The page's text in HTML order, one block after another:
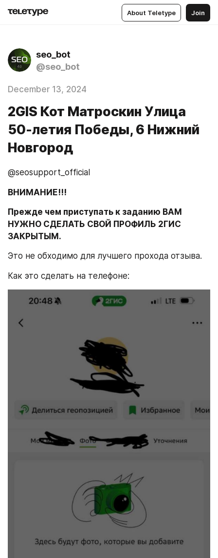
About Teletype Join
seo_bot
@seo_bot
December 13, 2024
2GIS Кот Матроскин Улица
50-летия Победы, 6 Нижний
Новгород
@seosupport_official
ВНИМАНИЕ!!!
Прежде чем приступать к заданию ВАМ
НУЖНО СДЕЛАТЬ СВОЙ ПРОФИЛЬ 2ГИС
ЗАКРЫТЫМ.
Это не обходимо для лучшего прохода отзыва.
Как это сделать на телефоне: